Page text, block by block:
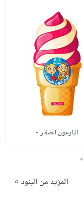
البارعون الصغار -
5
المزيد من البنود »